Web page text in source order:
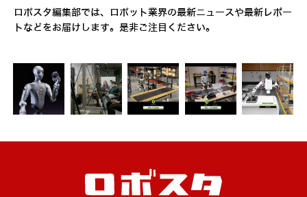
ロボスタ編集部では、ロボット業界の最新ニュースや最新レポー
トなどをお届けします。是非ご注目ください。